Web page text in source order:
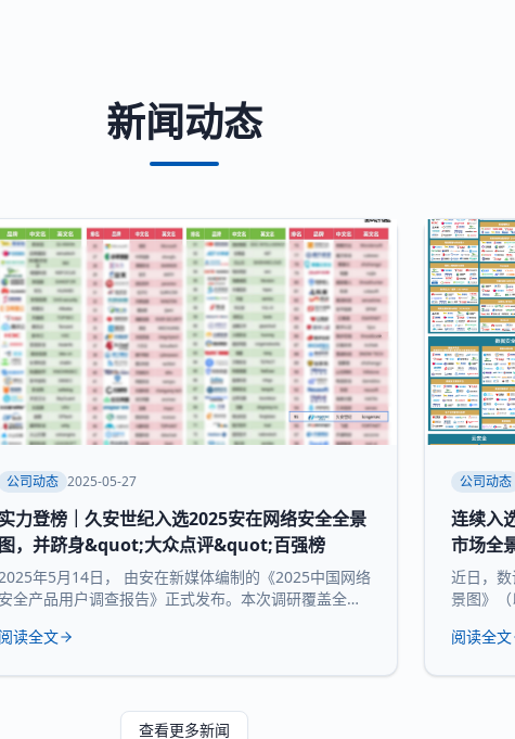
新闻动态
公司动态 2025-05-27
实力登榜｜久安世纪入选2025安在网络安全全景
图，并跻身&quot;大众点评&quot;百强榜
年5月14日， 由安在新媒体编制的《2025中国网络
安全产品用户调查报告》正式发布。本次调研覆盖全国
“中国网络安全产品用户大众点评全景图”“中国网络安全
全、业务与应用安全、信创产品、安全服务、通用网
阅读全文
公司动态
连续入
市场全
近日，
景图》
领域的
阅读全文
查看更多新闻